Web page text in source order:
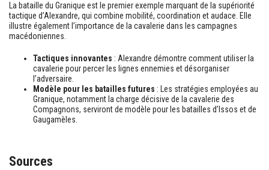
La bataille du Granique est le premier exemple marquant de la supériorité
tactique d’Alexandre, qui combine mobilité, coordination et audace. Elle
illustre également l’importance de la cavalerie dans les campagnes
macédoniennes.
Tactiques innovantes : Alexandre démontre comment utiliser la
cavalerie pour percer les lignes ennemies et désorganiser
l’adversaire.
Modèle pour les batailles futures : Les stratégies employées au
Granique, notamment la charge décisive de la cavalerie des
Compagnons, serviront de modèle pour les batailles d’Issos et de
Gaugamèles.
Sources